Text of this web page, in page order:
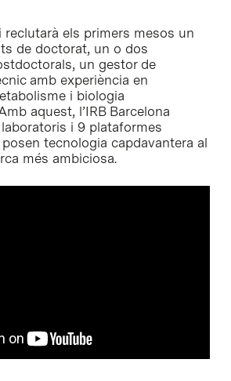
reclutarà els primers mesos un
de doctorat, un o dos
un gestor de
amb experiència en
i biologia
aquest, l’IRB Barcelona
i 9 plataformes
tecnologia capdavantera al
més ambiciosa.